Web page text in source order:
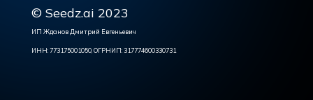
© Seedz.ai 2023
ИП Жданов Дмитрий Евгеньевич
ИНН: 773175001050, ОГРНИП: 317774600330731